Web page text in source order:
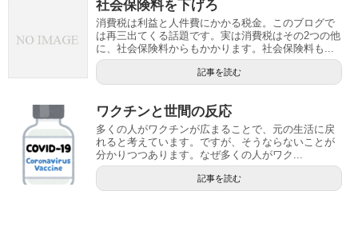
社会保険料を下げろ
消費税は利益と人件費にかかる税金。このブログで
は再三出てくる話題です。実は消費税はその2つの他
に、社会保険料からもかかります。社会保険料も...
記事を読む
ワクチンと世間の反応
多くの人がワクチンが広まることで、元の生活に戻
れると考えています。ですが、そうならないことが
分かりつつあります。なぜ多くの人がワク...
記事を読む